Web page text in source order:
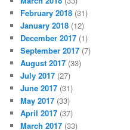
February 2018 (31)
January 2018 (12)
December 2017 (1)
September 2017 (7)
August 2017 (33)
July 2017 (27)
June 2017 (31)
May 2017 (33)
April 2017 (37)
March 2017 (33)